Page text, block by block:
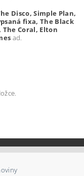
Disco, Simple Plan,
fixa, The Black
Coral, Elton
ad.